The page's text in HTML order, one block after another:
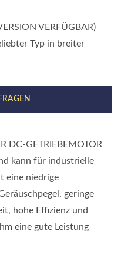
VERFÜGBAR)
Typ in breiter
DC-GETRIEBEMOTOR
kann für industrielle
eine niedrige
geringe
hohe Effizienz und
eine gute Leistung